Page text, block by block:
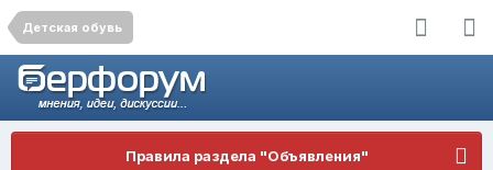
Детская обувь
Правила раздела "Объявления"